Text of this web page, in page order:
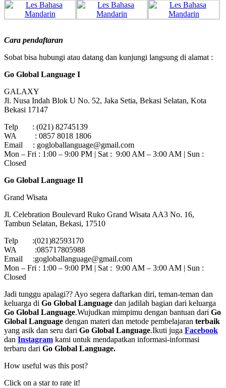
Cara pendaftaran
Sobat bisa hubungi atau datang dan kunjungi langsung di alamat :
Go Global Language I
GALAXY
Jl. Nusa Indah Blok U No. 52, Jaka Setia, Bekasi Selatan, Kota
Bekasi 17147
Telp : (021) 82745139
WA : 0857 8018 1806
Email : gogloballanguage@gmail.com
Mon – Fri : 1:00 – 9:00 PM | Sat : 9:00 AM – 3:00 AM | Sun :
Closed
Go Global Language II
Grand Wisata
Jl. Celebration Boulevard Ruko Grand Wisata AA3 No. 16,
Tambun Selatan, Bekasi, 17510
Telp :(021)82593170
WA :085717805988
Email :gogloballanguage@gmail.com
Mon – Fri : 1:00 – 9:00 PM | Sat : 9:00 AM – 3:00 AM | Sun :
Closed
Jadi tunggu apalagi?? Ayo segera daftarkan diri, teman-teman dan
keluarga di Go Global Language dan jadilah bagian dari keluarga
Go Global Language.Wujudkan mimpimu dengan bantuan dari Go
Global Language dengan materi dan metode pembelajaran terbaik
yang asik dan seru dari Go Global Language.Ikuti juga Facebook
dan Instagram kami untuk mendapatkan informasi-informasi
terbaru dari Go Global Language.
How useful was this post?
Click on a star to rate it!